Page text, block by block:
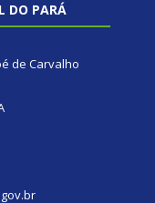
DO PARÁ
de Carvalho